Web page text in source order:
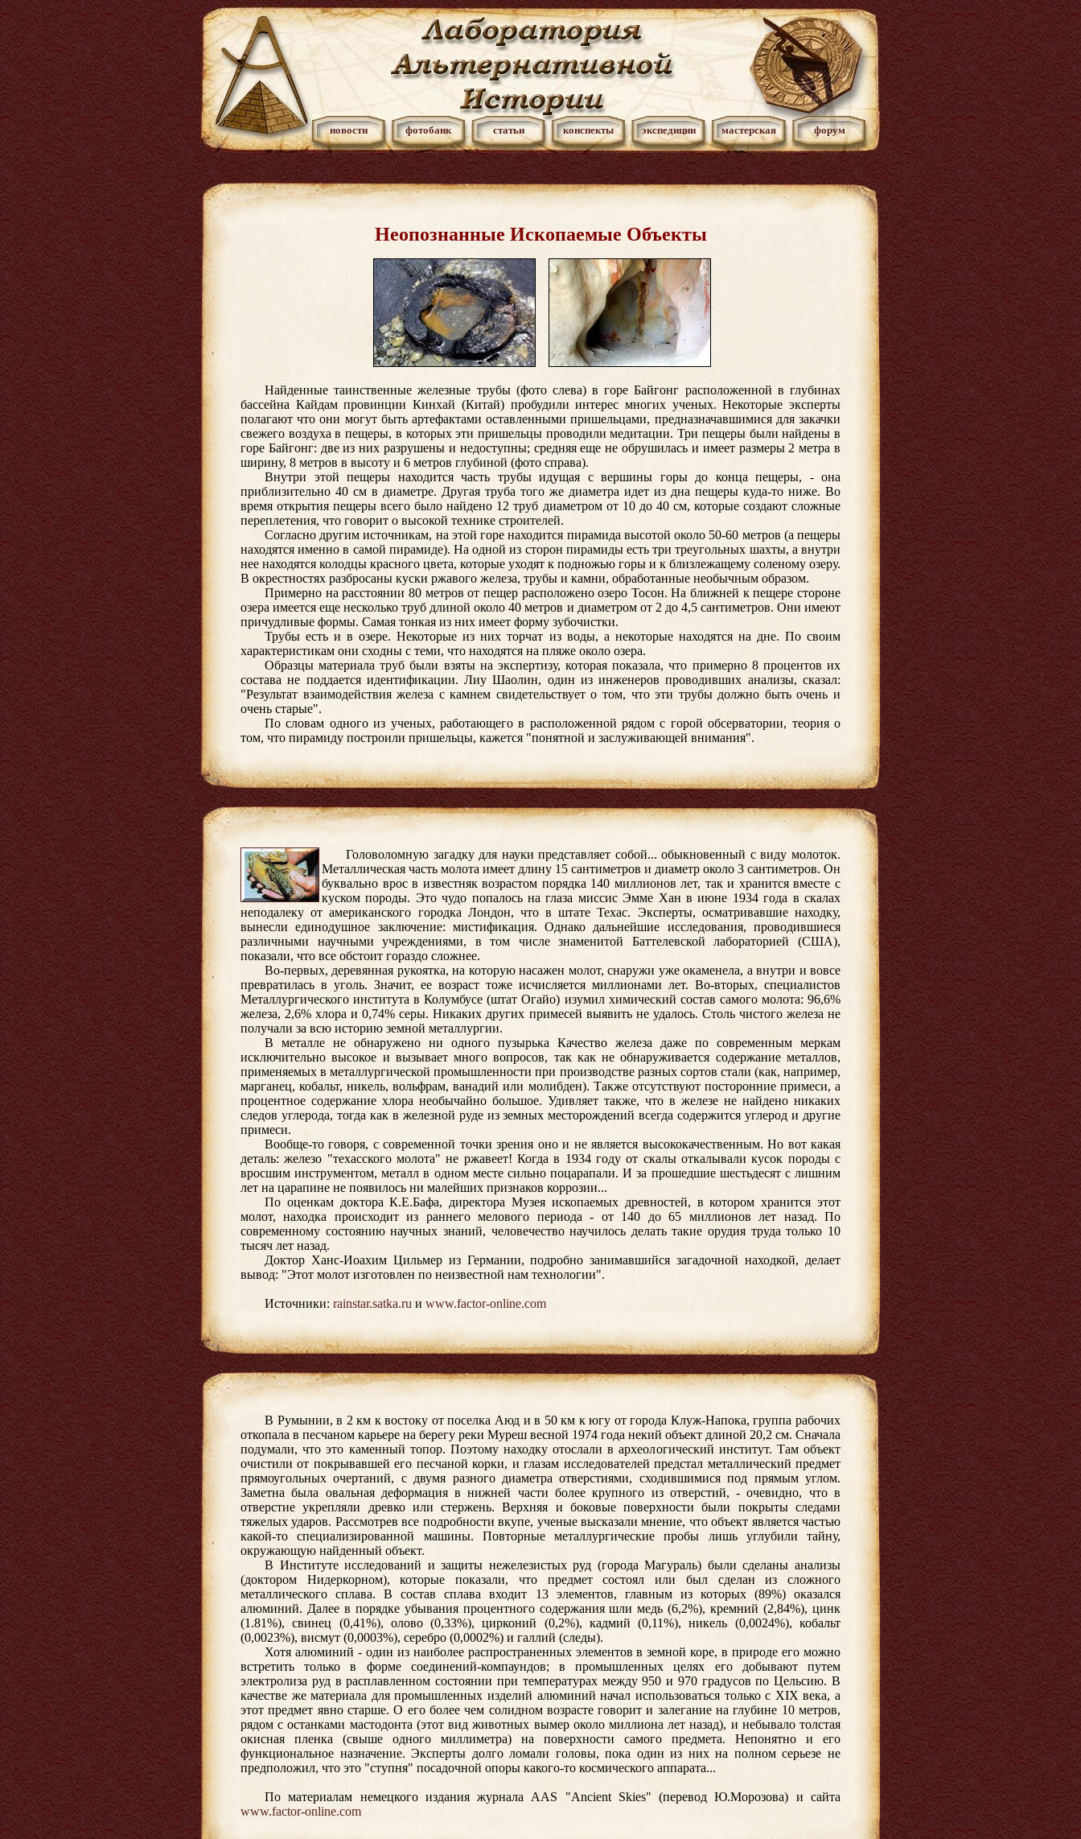
новости фотобанк статьи конспекты экспедиции мастерская форум
Неопознанные Ископаемые Объекты
Найденные таинственные железные трубы (фото слева) в горе Байгонг расположенной в глубинах
бассейна Кайдам провинции Кинхай (Китай) пробудили интерес многих ученых. Некоторые эксперты
полагают что они могут быть артефактами оставленными пришельцами, предназначавшимися для закачки
свежего воздуха в пещеры, в которых эти пришельцы проводили медитации. Три пещеры были найдены в
горе Байгонг: две из них разрушены и недоступны; средняя еще не обрушилась и имеет размеры 2 метра в
ширину, 8 метров в высоту и 6 метров глубиной (фото справа).
Внутри этой пещеры находится часть трубы идущая с вершины горы до конца пещеры, - она
приблизительно 40 см в диаметре. Другая труба того же диаметра идет из дна пещеры куда-то ниже. Во
время открытия пещеры всего было найдено 12 труб диаметром от 10 до 40 см, которые создают сложные
переплетения, что говорит о высокой технике строителей.
Согласно другим источникам, на этой горе находится пирамида высотой около 50-60 метров (а пещеры
находятся именно в самой пирамиде). На одной из сторон пирамиды есть три треугольных шахты, а внутри
нее находятся колодцы красного цвета, которые уходят к подножью горы и к близлежащему соленому озеру.
В окрестностях разбросаны куски ржавого железа, трубы и камни, обработанные необычным образом.
Примерно на расстоянии 80 метров от пещер расположено озеро Тосон. На ближней к пещере стороне
озера имеется еще несколько труб длиной около 40 метров и диаметром от 2 до 4,5 сантиметров. Они имеют
причудливые формы. Самая тонкая из них имеет форму зубочистки.
Трубы есть и в озере. Некоторые из них торчат из воды, а некоторые находятся на дне. По своим
характеристикам они сходны с теми, что находятся на пляже около озера.
Образцы материала труб были взяты на экспертизу, которая показала, что примерно 8 процентов их
состава не поддается идентификации. Лиу Шаолин, один из инженеров проводивших анализы, сказал:
"Результат взаимодействия железа с камнем свидетельствует о том, что эти трубы должно быть очень и
очень старые".
По словам одного из ученых, работающего в расположенной рядом с горой обсерватории, теория о
том, что пирамиду построили пришельцы, кажется "понятной и заслуживающей внимания".
Головоломную загадку для науки представляет собой... обыкновенный с виду молоток.
Металлическая часть молота имеет длину 15 сантиметров и диаметр около 3 сантиметров. Он
буквально врос в известняк возрастом порядка 140 миллионов лет, так и хранится вместе с
куском породы. Это чудо попалось на глаза миссис Эмме Хан в июне 1934 года в скалах
неподалеку от американского городка Лондон, что в штате Техас. Эксперты, осматривавшие находку,
вынесли единодушное заключение: мистификация. Однако дальнейшие исследования, проводившиеся
различными научными учреждениями, в том числе знаменитой Баттелевской лабораторией (США),
показали, что все обстоит гораздо сложнее.
Во-первых, деревянная рукоятка, на которую насажен молот, снаружи уже окаменела, а внутри и вовсе
превратилась в уголь. Значит, ее возраст тоже исчисляется миллионами лет. Во-вторых, специалистов
Металлургического института в Колумбусе (штат Огайо) изумил химический состав самого молота: 96,6%
железа, 2,6% хлора и 0,74% серы. Никаких других примесей выявить не удалось. Столь чистого железа не
получали за всю историю земной металлургии.
В металле не обнаружено ни одного пузырька Качество железа даже по современным меркам
исключительно высокое и вызывает много вопросов, так как не обнаруживается содержание металлов,
применяемых в металлургической промышленности при производстве разных сортов стали (как, например,
марганец, кобальт, никель, вольфрам, ванадий или молибден). Также отсутствуют посторонние примеси, а
процентное содержание хлора необычайно большое. Удивляет также, что в железе не найдено никаких
следов углерода, тогда как в железной руде из земных месторождений всегда содержится углерод и другие
примеси.
Вообще-то говоря, с современной точки зрения оно и не является высококачественным. Но вот какая
деталь: железо "техасского молота" не ржавеет! Когда в 1934 году от скалы откалывали кусок породы с
вросшим инструментом, металл в одном месте сильно поцарапали. И за прошедшие шестьдесят с лишним
лет на царапине не появилось ни малейших признаков коррозии...
По оценкам доктора К.Е.Бафа, директора Музея ископаемых древностей, в котором хранится этот
молот, находка происходит из раннего мелового периода - от 140 до 65 миллионов лет назад. По
современному состоянию научных знаний, человечество научилось делать такие орудия труда только 10
тысяч лет назад.
Доктор Ханс-Иоахим Цильмер из Германии, подробно занимавшийся загадочной находкой, делает
вывод: "Этот молот изготовлен по неизвестной нам технологии".
Источники: rainstar.satka.ru и www.factor-online.com
В Румынии, в 2 км к востоку от поселка Аюд и в 50 км к югу от города Клуж-Напока, группа рабочих
откопала в песчаном карьере на берегу реки Муреш весной 1974 года некий объект длиной 20,2 см. Сначала
подумали, что это каменный топор. Поэтому находку отослали в археологический институт. Там объект
очистили от покрывавшей его песчаной корки, и глазам исследователей предстал металлический предмет
прямоугольных очертаний, с двумя разного диаметра отверстиями, сходившимися под прямым углом.
Заметна была овальная деформация в нижней части более крупного из отверстий, - очевидно, что в
отверстие укрепляли древко или стержень. Верхняя и боковые поверхности были покрыты следами
тяжелых ударов. Рассмотрев все подробности вкупе, ученые высказали мнение, что объект является частью
какой-то специализированной машины. Повторные металлургические пробы лишь углубили тайну,
окружающую найденный объект.
В Институте исследований и защиты нежелезистых руд (города Магураль) были сделаны анализы
(доктором Нидеркорном), которые показали, что предмет состоял или был сделан из сложного
металлического сплава. В состав сплава входит 13 элементов, главным из которых (89%) оказался
алюминий. Далее в порядке убывания процентного содержания шли медь (6,2%), кремний (2,84%), цинк
(1.81%), свинец (0,41%), олово (0,33%), цирконий (0,2%), кадмий (0,11%), никель (0,0024%), кобальт
(0,0023%), висмут (0,0003%), серебро (0,0002%) и галлий (следы).
Хотя алюминий - один из наиболее распространенных элементов в земной коре, в природе его можно
встретить только в форме соединений-компаундов; в промышленных целях его добывают путем
электролиза руд в расплавленном состоянии при температурах между 950 и 970 градусов по Цельсию. В
качестве же материала для промышленных изделий алюминий начал использоваться только с XIX века, а
этот предмет явно старше. О его более чем солидном возрасте говорит и залегание на глубине 10 метров,
рядом с останками мастодонта (этот вид животных вымер около миллиона лет назад), и небывало толстая
окисная пленка (свыше одного миллиметра) на поверхности самого предмета. Непонятно и его
функциональное назначение. Эксперты долго ломали головы, пока один из них на полном серьезе не
предположил, что это "ступня" посадочной опоры какого-то космического аппарата...
По материалам немецкого издания журнала AAS "Ancient Skies" (перевод Ю.Морозова) и сайта
www.factor-online.com